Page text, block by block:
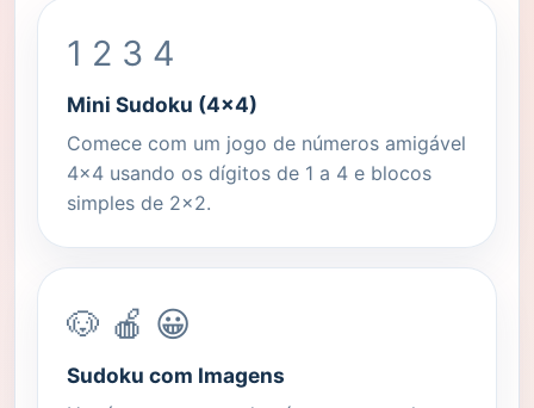
1 2 3 4
Mini Sudoku (4x4)
Comece com um jogo de números amigável
4x4 usando os dígitos de 1 a 4 e blocos
simples de 2x2.
🐶 🍎 😀
Sudoku com Imagens